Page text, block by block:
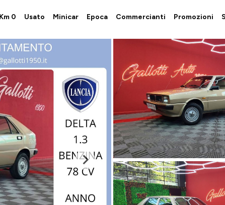
0 Usato Minicar Epoca Commercianti Promozioni